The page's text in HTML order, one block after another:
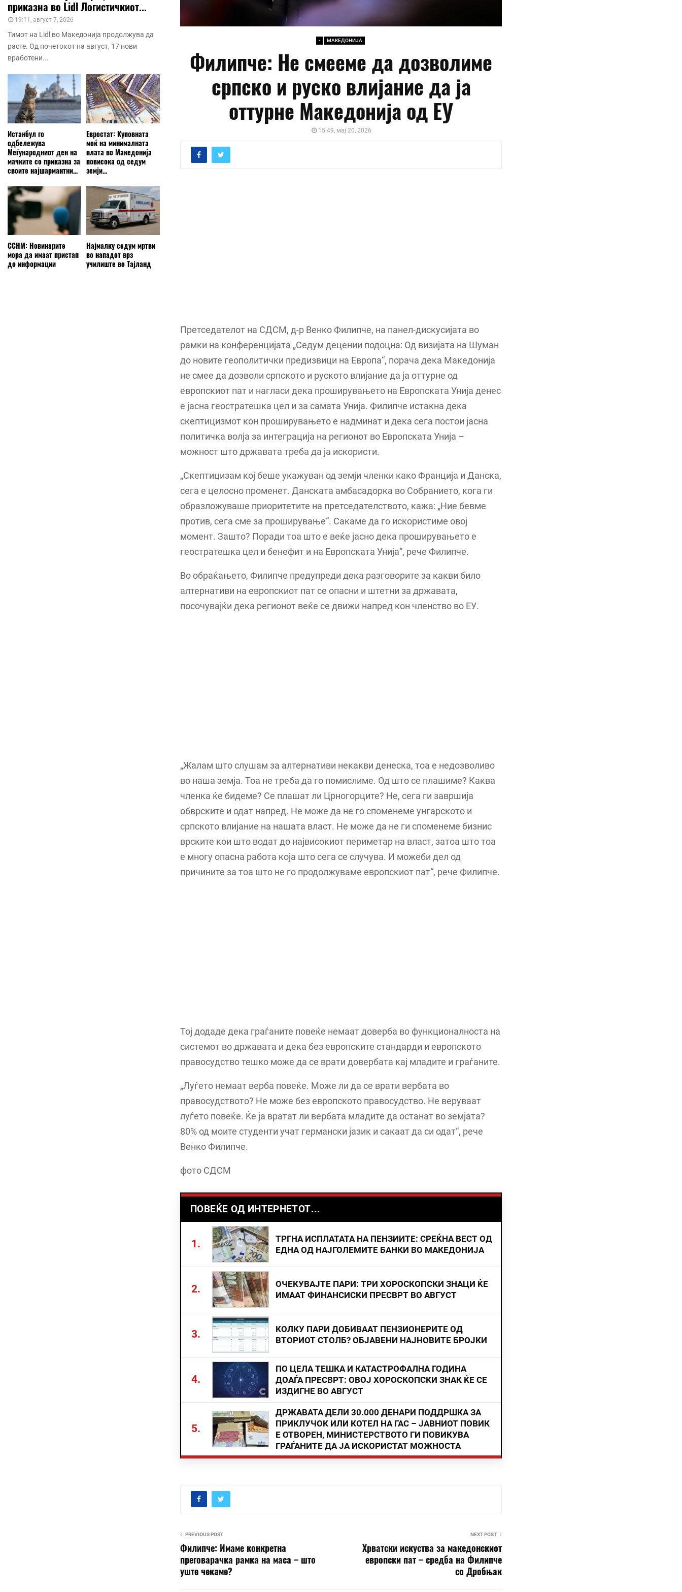
- МАКЕДОНИЈА
Филипче: Не смееме да дозволиме
српско и руско влијание да ја
оттурне Македонија од ЕУ
15:49, мај 20, 2026
Претседателот на СДСМ, д-р Венко Филипче, на панел-дискусијата во
рамки на конференцијата „Седум децении подоцна: Од визијата на Шуман
до новите геополитички предизвици на Европа“, порача дека Македонија
не смее да дозволи српското и руското влијание да ја оттурне од
европскиот пат и нагласи дека проширувањето на Европската Унија денес
е јасна геостратешка цел и за самата Унија. Филипче истакна дека
скептицизмот кон проширувањето е надминат и дека сега постои јасна
политичка волја за интеграција на регионот во Европската Унија –
можност што државата треба да ја искористи.
„Скептицизам кој беше укажуван од земји членки како Франција и Данска,
сега е целосно променет. Данската амбасадорка во Собранието, кога ги
образложуваше приоритетите на претседателството, кажа: „Ние бевме
против, сега сме за проширување“. Сакаме да го искористиме овој
момент. Зашто? Поради тоа што е веќе јасно дека проширувањето е
геостратешка цел и бенефит и на Европската Унија“, рече Филипче.
Во обраќањето, Филипче предупреди дека разговорите за какви било
алтернативи на европскиот пат се опасни и штетни за државата,
посочувајќи дека регионот веќе се движи напред кон членство во ЕУ.
„Жалам што слушам за алтернативи некакви денеска, тоа е недозволиво
во наша земја. Тоа не треба да го помислиме. Од што се плашиме? Каква
членка ќе бидеме? Се плашат ли Црногорците? Не, сега ги завршија
обврските и одат напред. Не може да не го споменеме унгарското и
српското влијание на нашата власт. Не може да не ги споменеме бизнис
врските кои што водат до највисокиот периметар на власт, затоа што тоа
е многу опасна работа која што сега се случува. И можеби дел од
причините за тоа што не го продолжуваме европскиот пат“, рече Филипче.
Тој додаде дека граѓаните повеќе немаат доверба во функционалноста на
системот во државата и дека без европските стандарди и европското
правосудство тешко може да се врати довербата кај младите и граѓаните.
„Луѓето немаат верба повеќе. Може ли да се врати вербата во
правосудството? Не може без европското правосудство. Не веруваат
луѓето повеќе. Ќе ја вратат ли вербата младите да останат во земјата?
80% од моите студенти учат германски јазик и сакаат да си одат“, рече
Венко Филипче.
фото СДСМ
ПОВЕЌЕ ОД ИНТЕРНЕТОТ...
1.
ТРГНА ИСПЛАТАТА НА ПЕНЗИИТЕ: СРЕЌНА ВЕСТ ОД
ЕДНА ОД НАЈГОЛЕМИТЕ БАНКИ ВО МАКЕДОНИЈА
2.
ОЧЕКУВАЈТЕ ПАРИ: ТРИ ХОРОСКОПСКИ ЗНАЦИ ЌЕ
ИМААТ ФИНАНСИСКИ ПРЕСВРТ ВО АВГУСТ
3.
КОЛКУ ПАРИ ДОБИВААТ ПЕНЗИОНЕРИТЕ ОД
ВТОРИОТ СТОЛБ? ОБЈАВЕНИ НАЈНОВИТЕ БРОЈКИ
4.
ПО ЦЕЛА ТЕШКА И КАТАСТРОФАЛНА ГОДИНА
ДОАЃА ПРЕСВРТ: ОВОЈ ХОРОСКОПСКИ ЗНАК ЌЕ СЕ
ИЗДИГНЕ ВО АВГУСТ
5.
ДРЖАВАТА ДЕЛИ 30.000 ДЕНАРИ ПОДДРШКА ЗА
ПРИКЛУЧОК ИЛИ КОТЕЛ НА ГАС – ЈАВНИОТ ПОВИК
Е ОТВОРЕН, МИНИСТЕРСТВОТО ГИ ПОВИКУВА
ГРАЃАНИТЕ ДА ЈА ИСКОРИСТАТ МОЖНОСТА
PREVIOUS POST
Филипче: Имаме конкретна
преговарачка рамка на маса – што
уште чекаме?
NEXT POST
Хрватски искуства за македонскиот
европски пат – средба на Филипче
со Дробњак
приказна во Lidl Логистичкиот...
19:11, август 7, 2026
Тимот на Lidl во Македонија продолжува да
расте. Од почетокот на август, 17 нови
вработени...
Истанбул го
одбележува
Меѓународниот ден на
мачките со приказна за
своите најшармантни...
Евростат: Куповната
моќ на минималната
плата во Македонија
повисока од седум
земји...
ССНМ: Новинарите
мора да имаат пристап
до информации
Најмалку седум мртви
во нападот врз
училиште во Тајланд